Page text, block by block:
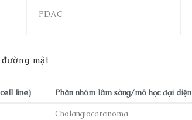
PDAC
mật
line) Phân nhóm lâm sàng/mô học đại diện
Cholangiocarcinoma